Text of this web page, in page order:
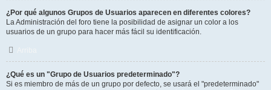
¿Por qué algunos Grupos de Usuarios aparecen en diferentes colores?
La Administración del foro tiene la posibilidad de asignar un color a los
usuarios de un grupo para hacer más fácil su identificación.
¿Qué es un "Grupo de Usuarios predeterminado"?
Si es miembro de más de un grupo por defecto, se usará el "predeterminado"